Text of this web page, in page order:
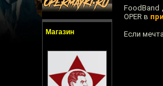
Магазин
FoodBand
OPER в
Если